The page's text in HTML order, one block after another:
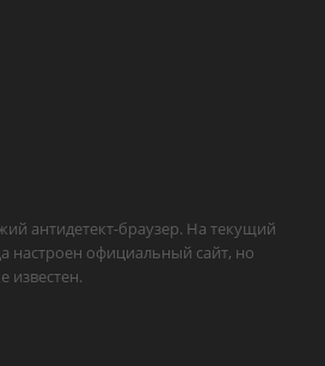
антидетект-браузер. На текущий
настроен официальный сайт, но
известен.